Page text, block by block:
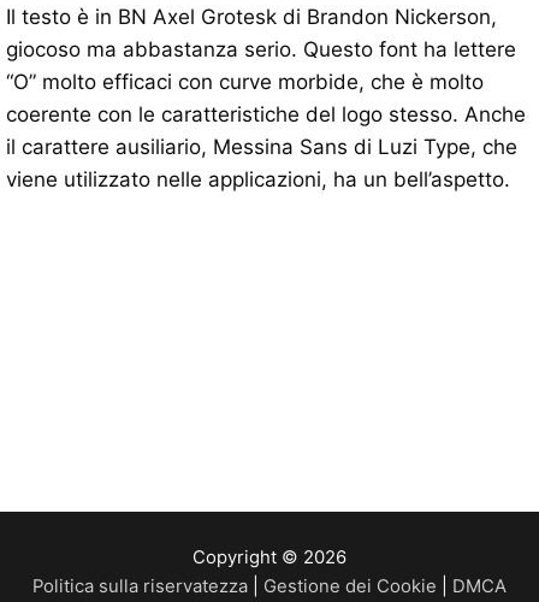
Il testo è in BN Axel Grotesk di Brandon Nickerson,
giocoso ma abbastanza serio. Questo font ha lettere
“O” molto efficaci con curve morbide, che è molto
coerente con le caratteristiche del logo stesso. Anche
il carattere ausiliario, Messina Sans di Luzi Type, che
viene utilizzato nelle applicazioni, ha un bell’aspetto.
Copyright © 2026
Politica sulla riservatezza
Gestione dei Cookie DMCA